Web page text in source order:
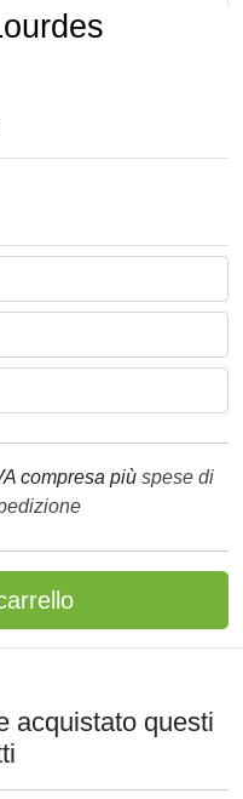
compresa più spese di
acquistato questi